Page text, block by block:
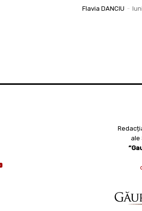
Flavia DANCIU -
ale